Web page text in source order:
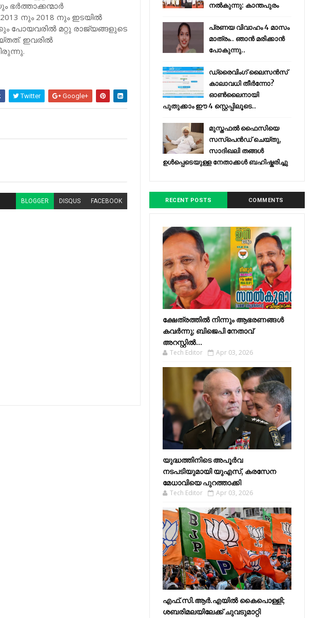
നും 2018 നും ഇടയില്‍
പോയവരില്‍ മറ്റു രാജ്യങ്ങളുടെ
ഇവരില്‍
Twitter Google+
BLOGGER DISQUS FACEBOOK
നൽകുന്നു: കാന്തപുരം
പ്രണയ വിവാഹം 4 മാസം
മാത്രം.. ഞാൻ മരിക്കാൻ
പോകുന്നു..
ഡ്രൈവിംഗ് ലൈസൻസ്
കാലാവധി തീർന്നോ?
ഓൺലൈനായി
പുതുക്കാം ഈ 4 സ്റ്റെപ്പിലൂടെ..
മുസ്തഫൽ ഫൈസിയെ
സസ്‌പെൻഡ് ചെയ്തു,
സാദിഖലി തങ്ങൾ
ഉൾപ്പെടെയുള്ള നേതാക്കൾ ബഹിഷ്കരിച്ചു
RECENT POSTS COMMENTS
ക്ഷേത്രത്തിൽ നിന്നും ആഭരണങ്ങൾ
കവർന്നു; ബിജെപി നേതാവ്
അറസ്റ്റിൽ...
Tech Editor Apr 03, 2026
യുദ്ധത്തിനിടെ അപൂർവ
നടപടിയുമായി യുഎസ്, കരസേന
മേധാവിയെ പുറത്താക്കി
Tech Editor Apr 03, 2026
എഫ്​.സി.ആർ.എയിൽ കൈപൊള്ളി;
ശബരിമലയിലേക്ക്​ ചുവടുമാറ്റി